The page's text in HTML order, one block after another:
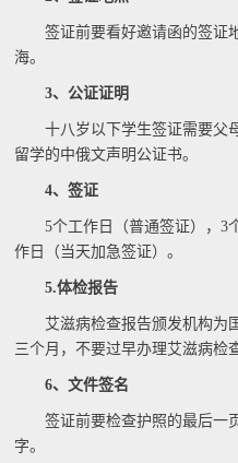
签证前要看好邀请函的签证
海。
3、公证证明
十八岁以下学生签证需要父母
留学的中俄文声明公证书。
4、签证
5个工作日（普通签证），3
作日（当天加急签证）。
5.体检报告
艾滋病检查报告颁发机构为
三个月，不要过早办理艾滋病检
6、文件签名
签证前要检查护照的最后一
字。